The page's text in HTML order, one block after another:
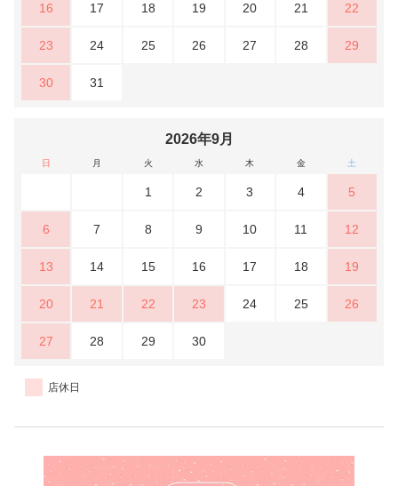
16 17 18 19 20 21 22
23 24 25 26 27 28 29
30 31
2026年9月
日 月 火 水 木 金 土
1 2 3 4 5
6 7 8 9 10 11 12
13 14 15 16 17 18 19
20 21 22 23 24 25 26
27 28 29 30
店休日